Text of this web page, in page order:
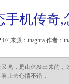
手机传奇,
来源：thaghra 作者：
亮，是山体发出来的，
上去心情不错，.